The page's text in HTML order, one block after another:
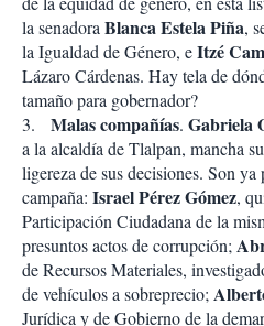
la senadora Blanca Estela Piña,
la Igualdad de Género, eItzé
Lázaro Cárdenas. Hay tela de
tamaño para gobernador?
3. Malas compañías. Gabriela
a la alcaldía de Tlalpan, mancha
ligereza de sus decisiones. Son ya
campaña: Israel Pérez Gómez,
Participación Ciudadana de la
presuntos actos de corrupción;
de Recursos Materiales,
de vehículos a sobreprecio;
Jurídica y de Gobierno de la